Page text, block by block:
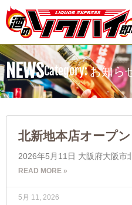
NEWSCategory: お知ら
北新地本店オープン
2026年5月11日 大阪府大阪市
READ MORE »
5月 11, 2026